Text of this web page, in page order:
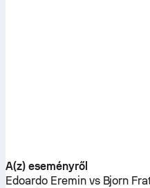
A(z) eseményről
Edoardo Ereminvs Bjorn